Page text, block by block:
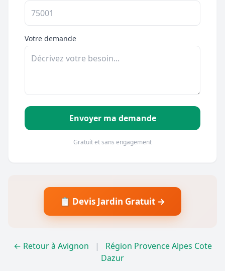
Votre demande
Envoyer ma demande
Gratuit et sans engagement
📋 Devis Jardin Gratuit →
← Retour à Avignon |
Région Provence Alpes Cote
Dazur